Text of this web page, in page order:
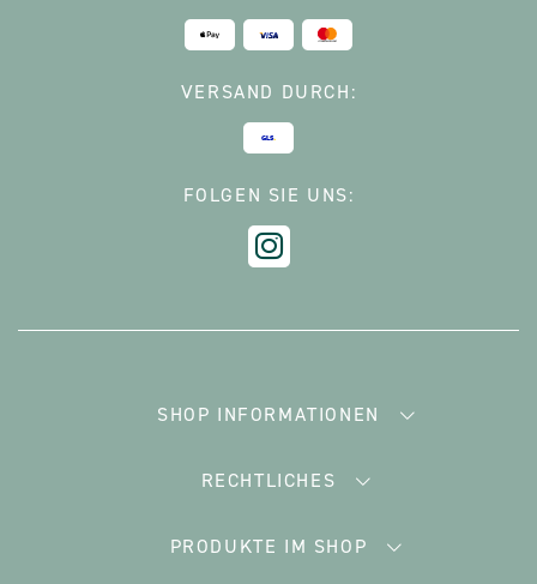
VERSAND DURCH:
FOLGEN SIE UNS:
SHOP INFORMATIONEN
RECHTLICHES
PRODUKTE IM SHOP